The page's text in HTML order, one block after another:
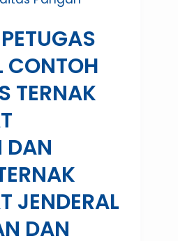
CONTOH
TERNAK
DAN
JENDERAL
DAN